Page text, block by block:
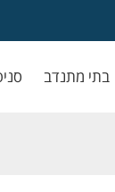
בתי מתנדב